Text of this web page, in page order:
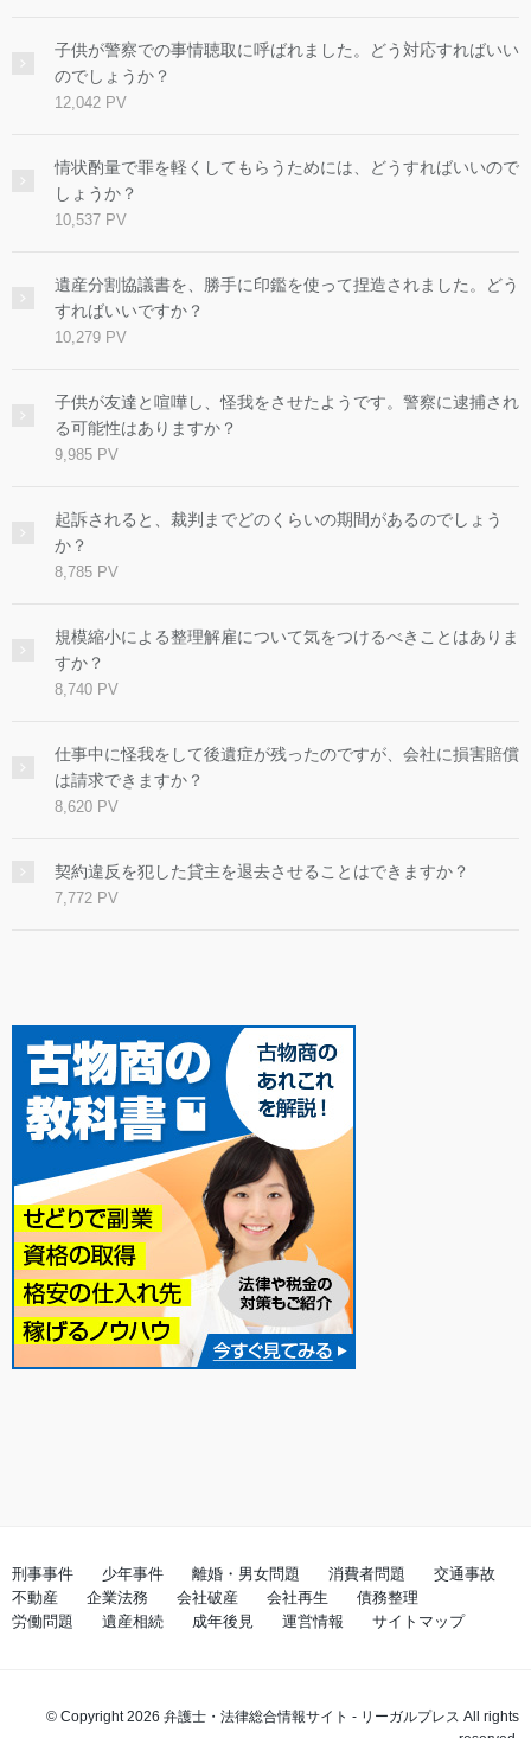
子供が警察での事情聴取に呼ばれました。どう対応すればいい
のでしょうか？
12,042 PV
情状酌量で罪を軽くしてもらうためには、どうすればいいので
しょうか？
10,537 PV
遺産分割協議書を、勝手に印鑑を使って捏造されました。どう
すればいいですか？
10,279 PV
子供が友達と喧嘩し、怪我をさせたようです。警察に逮捕され
る可能性はありますか？
9,985 PV
起訴されると、裁判までどのくらいの期間があるのでしょう
か？
8,785 PV
規模縮小による整理解雇について気をつけるべきことはありま
すか？
8,740 PV
仕事中に怪我をして後遺症が残ったのですが、会社に損害賠償
は請求できますか？
8,620 PV
契約違反を犯した貸主を退去させることはできますか？
7,772 PV
刑事事件 少年事件 離婚・男女問題 消費者問題
交通事故
不動産
企業法務 会社破産 会社再生
債務整理
労働問題
遺産相続 成年後見 運営情報 サイトマップ
© Copyright 2026 弁護士・法律総合情報サイト - リーガルプレス All rights